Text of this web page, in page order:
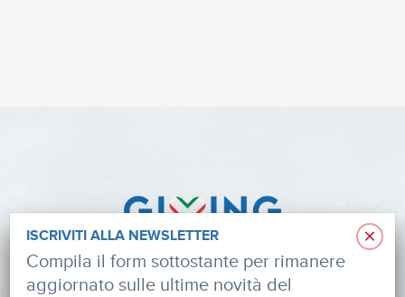
×
ISCRIVITI ALLA NEWSLETTER
Compila il form sottostante per rimanere
aggiornato sulle ultime novità del